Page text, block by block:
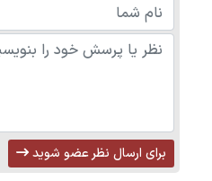
برای ارسال نظر عضو شوید